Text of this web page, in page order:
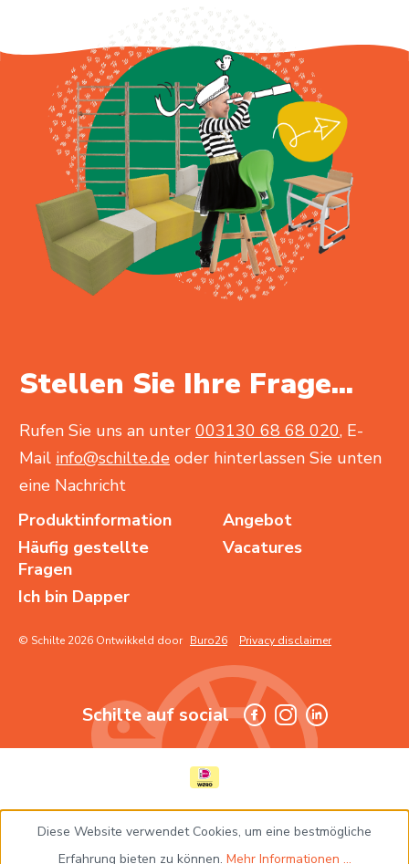
Stellen Sie Ihre Frage...
Rufen Sie uns an unter 003130 68 68 020, E-
Mail info@schilte.de oder hinterlassen Sie unten
eine Nachricht
Produktinformation
Angebot
Häufig gestellte
Fragen
Vacatures
Ich bin Dapper
© Schilte 2026 Ontwikkeld door Buro26 Privacy disclaimer
Schilte auf social
Diese Website verwendet Cookies, um eine bestmögliche
Erfahrung bieten zu können. Mehr Informationen ...